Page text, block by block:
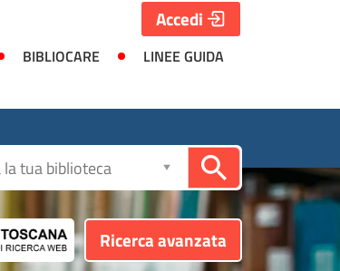
BIBLIOCARE
LINEE GUIDA
Accedi
Ricerca avanzata